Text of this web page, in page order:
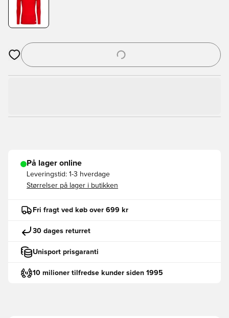
Åbner en Modal til at logge ind eller tilmelde dig som medlem
På lager online
Leveringstid: 1-3 hverdage
Størrelser på lager i butikken
Fri fragt ved køb over 699 kr
30 dages returret
Unisport prisgaranti
10 milioner tilfredse kunder siden 1995